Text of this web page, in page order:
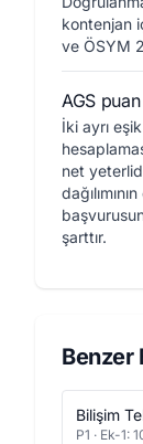
kontenjan
ve ÖSYM
AGS
İki ayrı
net
şarttır.
Benzer
Bilişim
P1 · Ek-1: